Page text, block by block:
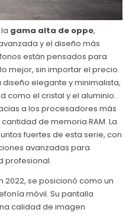
gama alta de oppo,
y el diseño más
están pensados para
mejor, sin importar el precio.
diseño elegante y minimalista,
como el cristal y el aluminio.
a los procesadores más
de memoria RAM. La
fuertes de esta serie, con
avanzadas para
profesional.
2022, se posicionó como un
móvil. Su pantalla
calidad de imagen